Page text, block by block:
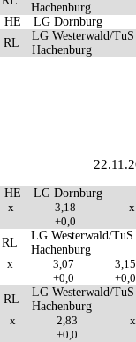
Hachenburg
HE
LG Dornburg
RL
LG Westerwald/TuS
Hachenburg
HE
LG Dornburg
x 3,18
x
+0,0
RL
LG Westerwald/TuS
Hachenburg
x 3,07
3,15
+0,0
+0,0
RL
LG Westerwald/TuS
Hachenburg
x 2,83
x
+0,0